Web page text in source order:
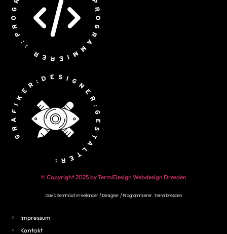
© Copyright 2025 by TermiDesign Webdesign Dresden
David Semmisch Freelancer / Designer / Programmierer.Termi Dresden
Impressum
Kontakt